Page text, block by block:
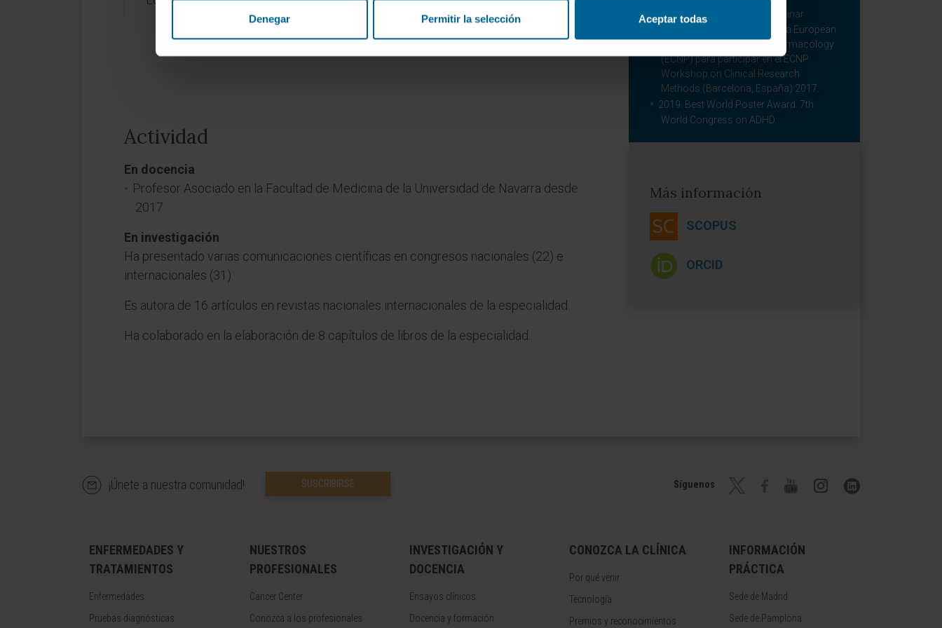
Denegar Permitir la selección Aceptar todas
Actividad
En docencia
Profesor Asociado en la Facultad de Medicina de la Universidad de Navarra desde
2017.
En investigación
Ha presentado varias comunicaciones científicas en congresos nacionales (22) e
internacionales (31).
Es autora de 16 artículos en revistas nacionales internacionales de la especialidad.
Ha colaborado en la elaboración de 8 capítulos de libros de la especialidad.
2017. Research Training Seminar
Scholarship concedida por la European
College of Neuropsychopharmacology
(ECNP) para participar en el ECNP
Workshop on Clinical Research
Methods (Barcelona, España) 2017.
2019. Best World Poster Award. 7th
World Congress on ADHD.
Más información
SCOPUS
ORCID
¡Únete a nuestra comunidad! SUSCRIBIRSE Síguenos
ENFERMEDADES Y
TRATAMIENTOS
Enfermedades
Pruebas diagnósticas
NUESTROS
PROFESIONALES
Cancer Center
Conozca a los profesionales
INVESTIGACIÓN Y
DOCENCIA
Ensayos clínicos
Docencia y formación
CONOZCA LA CLÍNICA
Por qué venir
Tecnología
Premios y reconocimientos
INFORMACIÓN
PRÁCTICA
Sede de Madrid
Sede de Pamplona